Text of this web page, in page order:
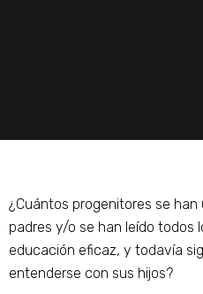
¿Cuántos progenitores se
padres y/o se han leído todos
educación eficaz, y todavía
entenderse con sus hijos?